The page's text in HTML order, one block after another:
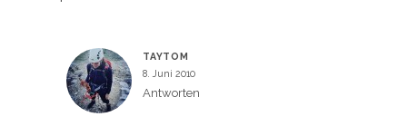
TAYTOM
8. Juni 2010
Antworten